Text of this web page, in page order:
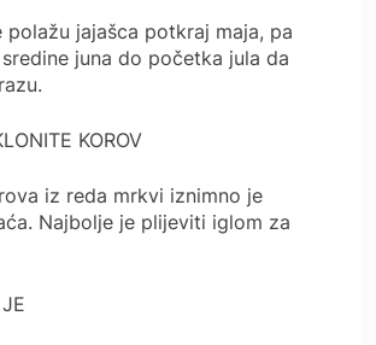
polažu jajašca potkraj maja, pa
juna do početka jula da
KOROV
iz reda mrkvi iznimno je
Najbolje je plijeviti iglom za